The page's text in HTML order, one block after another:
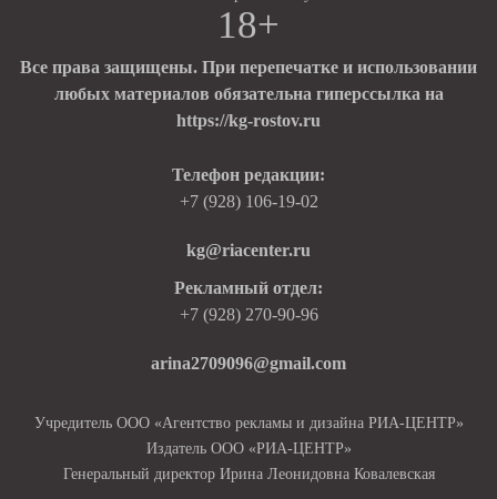
18+
Все права защищены. При перепечатке и использовании
любых материалов обязательна гиперссылка на
https://kg-rostov.ru
Телефон редакции:
+7 (928) 106-19-02
kg@riacenter.ru
Рекламный отдел:
+7 (928) 270-90-96
arina2709096@gmail.com
Учредитель ООО «Агентство рекламы и дизайна РИА-ЦЕНТР»
Издатель ООО «РИА-ЦЕНТР»
Генеральный директор Ирина Леонидовна Ковалевская